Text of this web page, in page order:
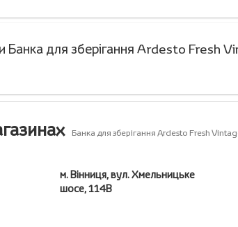
Банка для зберігання Ardesto Fresh
Банка для зберігання Ardesto Fresh
м. Вінниця, вул. Хмельницьке
шосе, 114В